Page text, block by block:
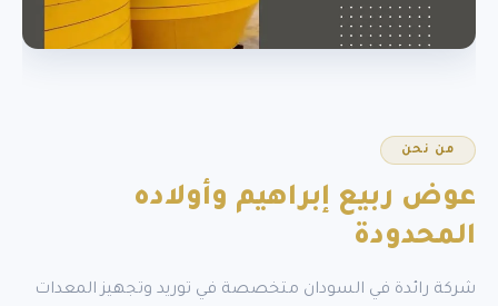
من نحن
عوض ربيع إبراهيم وأولاده
المحدودة
شركة رائدة في السودان متخصصة في توريد وتجهيز المعدات